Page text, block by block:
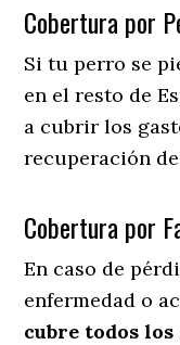
Cobertura por
Si tu perro se
en el resto de
a cubrir los
recuperación
Cobertura por
En caso de
enfermedad o
cubre todos